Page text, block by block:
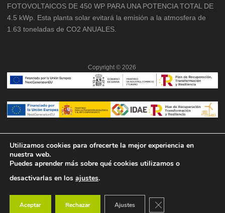
FOTOVOLTAICOS DE 450 WP PARA UNA POTENCIA TOTAL DE
4.5 kWp. Esta planta solar evitará la emisión a la atmosfera de
1.63 toneladas de CO2 ANUALES.
Copyright © 2026
Utilizamos cookies para ofrecerte la mejor experiencia en
nuestra web.
Puedes aprender más sobre qué cookies utilizamos o
desactivarlas en los ajustes.
Aceptar Rechazar Ajustes Cerrar el banner de